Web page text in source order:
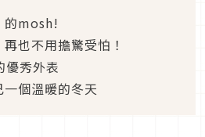
的mosh!
也不用擔驚受怕！
秀外表
個溫暖的冬天